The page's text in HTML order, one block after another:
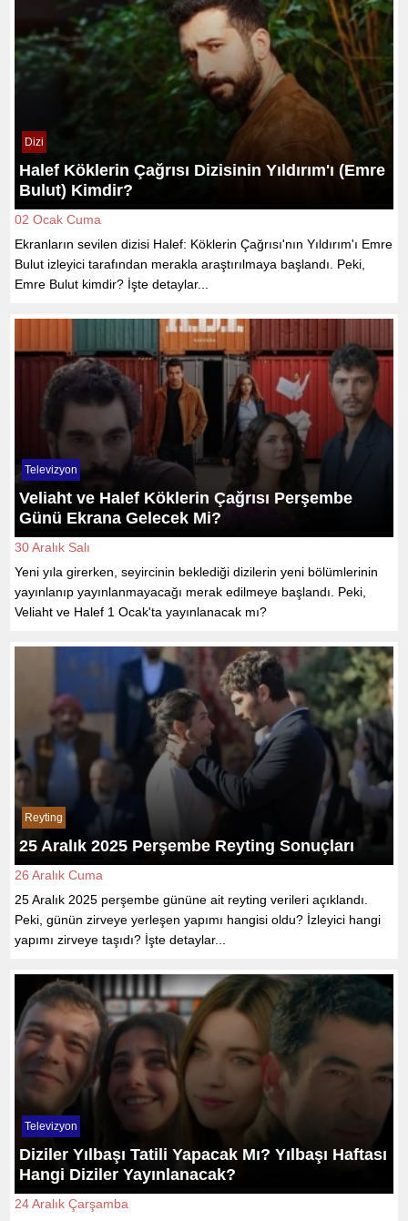
Dizi
Halef Köklerin Çağrısı Dizisinin Yıldırım'ı (Emre
Bulut) Kimdir?
02 Ocak Cuma
Ekranların sevilen dizisi Halef: Köklerin Çağrısı'nın Yıldırım'ı Emre
Bulut izleyici tarafından merakla araştırılmaya başlandı. Peki,
Emre Bulut kimdir? İşte detaylar...
Televizyon
Veliaht ve Halef Köklerin Çağrısı Perşembe
Günü Ekrana Gelecek Mi?
30 Aralık Salı
Yeni yıla girerken, seyircinin beklediği dizilerin yeni bölümlerinin
yayınlanıp yayınlanmayacağı merak edilmeye başlandı. Peki,
Veliaht ve Halef 1 Ocak'ta yayınlanacak mı?
Reyting
25 Aralık 2025 Perşembe Reyting Sonuçları
26 Aralık Cuma
25 Aralık 2025 perşembe gününe ait reyting verileri açıklandı.
Peki, günün zirveye yerleşen yapımı hangisi oldu? İzleyici hangi
yapımı zirveye taşıdı? İşte detaylar...
Televizyon
Diziler Yılbaşı Tatili Yapacak Mı? Yılbaşı Haftası
Hangi Diziler Yayınlanacak?
24 Aralık Çarşamba